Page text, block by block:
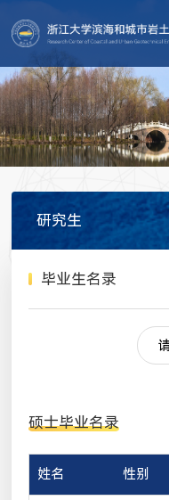
研究生
毕业生名录
硕士毕业名录
姓名 性别